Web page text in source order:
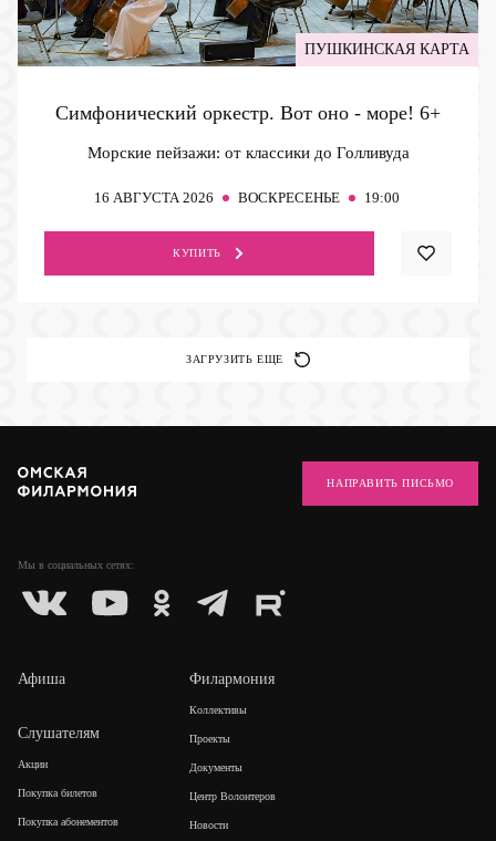
ПУШКИНСКАЯ КАРТА
Симфонический оркестр. Вот оно - море! 6+
Морские пейзажи: от классики до Голливуда
16 АВГУСТА 2026 ВОСКРЕСЕНЬЕ 19:00
КУПИТЬ
ЗАГРУЗИТЬ ЕЩЕ
Мы в социальных сетях:
НАПРАВИТЬ ПИСЬМО
Афиша
Слушателям
Акции
Покупка билетов
Покупка абонементов
Филармония
Коллективы
Проекты
Документы
Центр Волонтеров
Новости